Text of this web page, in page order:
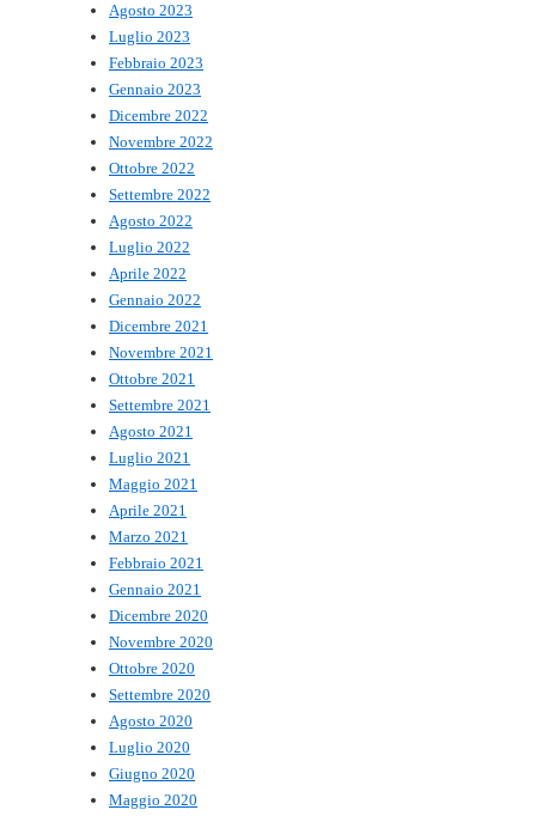
Agosto 2023
Luglio 2023
Febbraio 2023
Gennaio 2023
Dicembre 2022
Novembre 2022
Ottobre 2022
Settembre 2022
Agosto 2022
Luglio 2022
Aprile 2022
Gennaio 2022
Dicembre 2021
Novembre 2021
Ottobre 2021
Settembre 2021
Agosto 2021
Luglio 2021
Maggio 2021
Aprile 2021
Marzo 2021
Febbraio 2021
Gennaio 2021
Dicembre 2020
Novembre 2020
Ottobre 2020
Settembre 2020
Agosto 2020
Luglio 2020
Giugno 2020
Maggio 2020